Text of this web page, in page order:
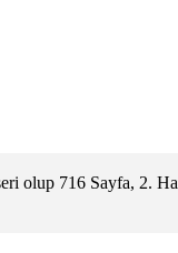
olup 716 Sayfa, 2.